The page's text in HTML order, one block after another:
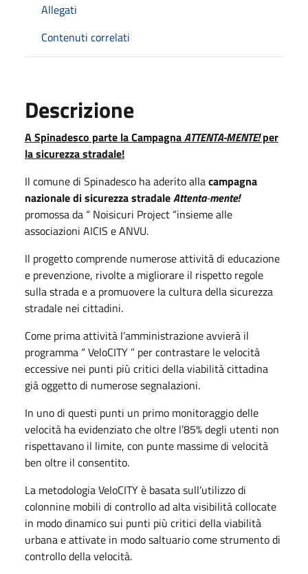
Allegati
Contenuti correlati
Descrizione
A Spinadesco parte la CampagnaATTENTA-MENTE!per
la sicurezza stradale!
Il comune di Spinadesco ha aderito allacampagna
nazionale di sicurezza stradaleAttenta-mente!
promossa da “ Noisicuri Project “insieme alle
associazioni AICIS e ANVU.
Il progetto comprende numerose attività di educazione
e prevenzione, rivolte a migliorare il rispetto regole
sulla strada e a promuovere la cultura della sicurezza
stradale nei cittadini.
Come prima attività l’amministrazione avvierà il
programma “ VeloCITY ” per contrastare le velocità
eccessive nei punti più critici della viabilità cittadina
già oggetto di numerose segnalazioni.
In uno di questi punti un primo monitoraggio delle
velocità ha evidenziato che oltre l’85% degli utenti non
rispettavano il limite, con punte massime di velocità
ben oltre il consentito.
La metodologia VeloCITY è basata sull’utilizzo di
colonnine mobili di controllo ad alta visibilità collocate
in modo dinamico sui punti più critici della viabilità
urbana e attivate in modo saltuario come strumento di
controllo della velocità.